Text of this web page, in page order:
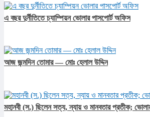
এ বছর দুর্নীতিতে চ্যাম্পিয়ন ভোলার পাসপোর্ট অফিস
আজ জন্মদিন তোমার — মোঃ হেলাল উদ্দিন
মহানবী (স.) ছিলেন সত্য, ন্যায় ও মানবতার প্রতীক;